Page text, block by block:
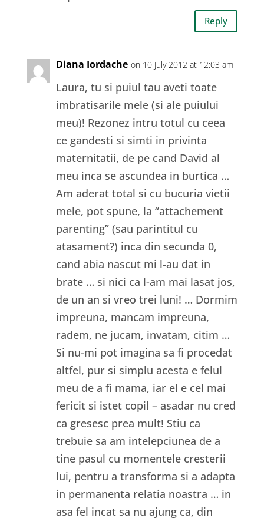
Reply
Diana Iordache on 10 July 2012 at 12:03 am
Laura, tu si puiul tau aveti toate
imbratisarile mele (si ale puiului
meu)! Rezonez intru totul cu ceea
ce gandesti si simti in privinta
maternitatii, de pe cand David al
meu inca se ascundea in burtica …
Am aderat total si cu bucuria vietii
mele, pot spune, la “attachement
parenting” (sau parintitul cu
atasament?) inca din secunda 0,
cand abia nascut mi l-au dat in
brate … si nici ca l-am mai lasat jos,
de un an si vreo trei luni! … Dormim
impreuna, mancam impreuna,
radem, ne jucam, invatam, citim …
Si nu-mi pot imagina sa fi procedat
altfel, pur si simplu acesta e felul
meu de a fi mama, iar el e cel mai
fericit si istet copil – asadar nu cred
ca gresesc prea mult! Stiu ca
trebuie sa am intelepciunea de a
tine pasul cu momentele cresterii
lui, pentru a transforma si a adapta
in permanenta relatia noastra … in
asa fel incat sa nu ajung ca, din